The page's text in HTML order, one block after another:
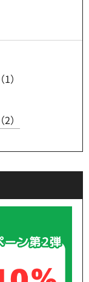
）
）